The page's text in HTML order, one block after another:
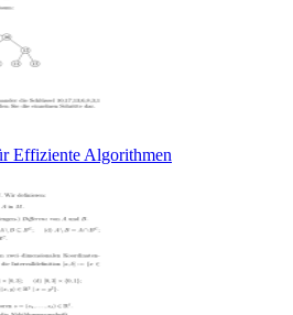
Effiziente Algorithmen